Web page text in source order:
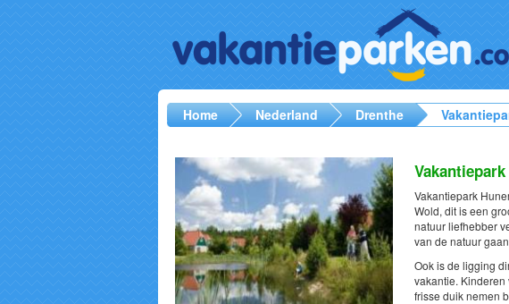
Home Nederland Drenthe
Vakantiepark
Wold, dit is een
natuur liefhebber
van de natuur
Ook is de ligging
vakantie. Kinderen
frisse duik nemen